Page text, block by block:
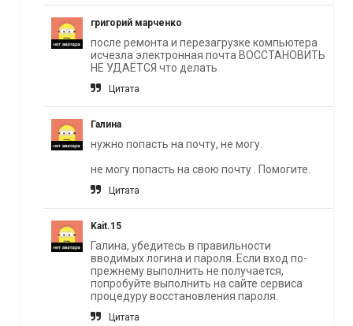
григорий марченко
после ремонта и перезагрузке компьютера
исчезла электронная почта ВОССТАНОВИТЬ
НЕ УДАЁТСЯ что делать
Цитата
Галина
нужно попасть на почту, не могу.
не могу попасть на свою почту . Помогите.
Цитата
Kait.15
Галина, убедитесь в правильности
вводимых логина и пароля. Если вход по-
прежнему выполнить не получается,
попробуйте выполнить на сайте сервиса
процедуру восстановления пароля.
Цитата